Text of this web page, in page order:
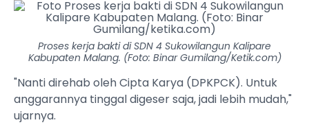
Proses kerja bakti di SDN 4 Sukowilangun Kalipare
Kabupaten Malang. (Foto: Binar Gumilang/Ketik.com)
"Nanti direhab oleh Cipta Karya (DPKPCK). Untuk
anggarannya tinggal digeser saja, jadi lebih mudah,"
ujarnya.